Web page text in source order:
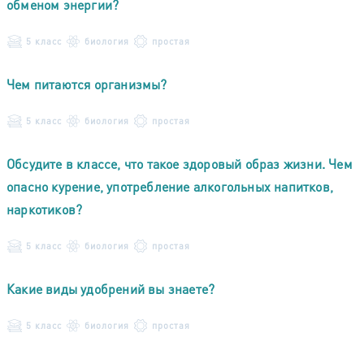
обменом энергии?
5 класс биология простая
Чем питаются организмы?
5 класс биология простая
Обсудите в классе, что такое здоровый образ жизни. Чем
опасно курение, употребление алкогольных напитков,
наркотиков?
5 класс биология простая
Какие виды удобрений вы знаете?
5 класс биология простая